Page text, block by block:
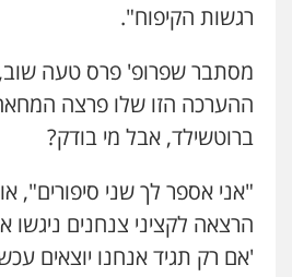
רגשות הקיפוח".
מסתבר שפרופ' פרס טעה
ההערכה הזו שלו פרצה
ברוטשילד, אבל מי בודק?
"אני אספר לך שני סיפורים",
הרצאה לקציני צנחנים ניגשו
'אם רק תגיד אנחנו יוצאים